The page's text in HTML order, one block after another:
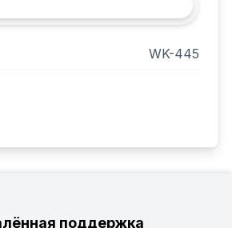
WK-445
поддержка